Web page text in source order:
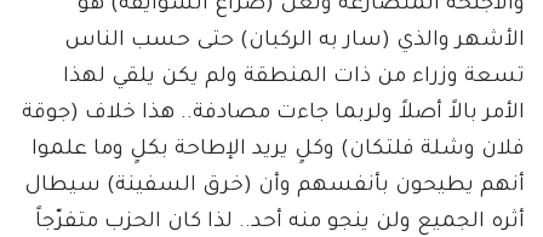
والأجنحة المتصارعة ولعل (صراع الشوايقة) هو
الأشهر والذي (سار به الركبان) حتى حسب الناس
تسعة وزراء من ذات المنطقة ولم يكن يلقي لهذا
الأمر بالاً أصلاً ولربما جاءت مصادفة.. هذا خلاف (جوقة
فلان وشلة فلتكان) وكلٍ يريد الإطاحة بكلٍ وما علموا
أنهم يطيحون بأنفسهم وأن (خرق السفينة) سيطال
أثره الجميع ولن ينجو منه أحد.. لذا كان الحزب متفرّجاً